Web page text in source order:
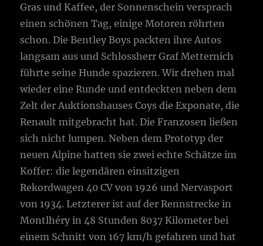
Gras und Kaffee, der Sonnenschein versprach
einen schönen Tag, einige Motoren röhrten
schon. Die Bentley Boys packten ihre Autos
langsam aus und Schlossherr Graf Metternich
führte seine Hunde spazieren. Wir drehen mal
wieder eine Runde und entdeckten neben dem
Zelt der Auktionshauses Coys die Exponate, die
Renault mitgebracht hat. Die Franzosen ließen
sich nicht lumpen. Neben dem Prototyp der
neuen Alpine hatten sie zwei echte Schätze im
Koffer: die legendären einsitzigen
Rekordwagen 40 CV von 1926 und Nervasport
von 1934. Letzterer ist auf der Rennstrecke in
Montlhéry in 48 Stunden 8037 Kilometer bei
einem Schnitt von 167 km/h gefahren und hat